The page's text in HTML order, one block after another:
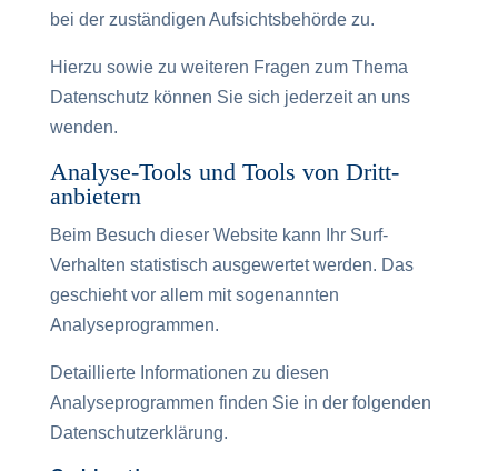
bei der zuständigen Aufsichtsbehörde zu.
Hierzu sowie zu weiteren Fragen zum Thema
Datenschutz können Sie sich jederzeit an uns
wenden.
Analyse-Tools und Tools von Dritt­
anbietern
Beim Besuch dieser Website kann Ihr Surf-
Verhalten statistisch ausgewertet werden. Das
geschieht vor allem mit sogenannten
Analyseprogrammen.
Detaillierte Informationen zu diesen
Analyseprogrammen finden Sie in der folgenden
Datenschutzerklärung.